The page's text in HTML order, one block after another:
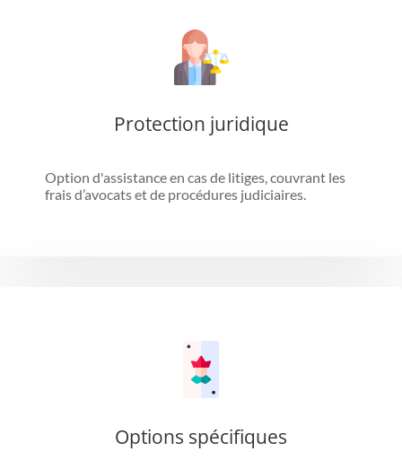
Protection juridique
Option d'assistance en cas de litiges, couvrant les
frais d’avocats et de procédures judiciaires.
Options spécifiques